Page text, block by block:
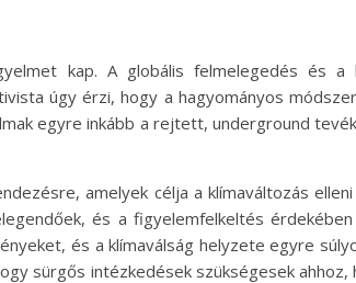
kap. A globális felmelegedés és
úgy érzi, hogy a hagyományos
egyre inkább a rejtett, underground
amelyek célja a klímaváltozás
és a figyelemfelkeltés érdekében
és a klímaválság helyzete egyre
sürgős intézkedések szükségesek ahhoz,